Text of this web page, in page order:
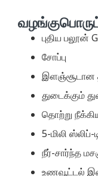
புதிய பலூன்
சோப்பு
துடைக்கும்
தொற்று
5-மிலி
நீர்-சார்ந்த
உணவூட்டல்